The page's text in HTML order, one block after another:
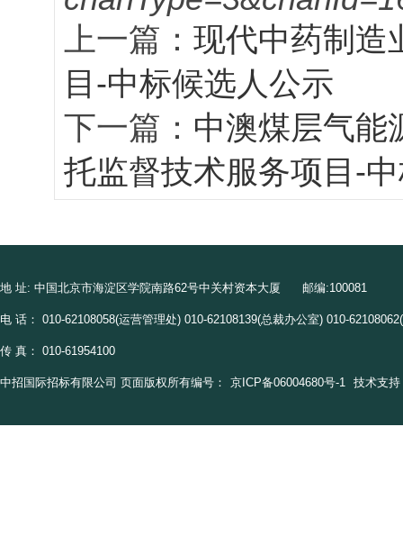
上一篇： 现代中药制造
目-中标候选人公示
下一篇： 中澳煤层气能
托监督技术服务项目-
地 址: 中国北京市海淀区学院南路62号中关村资本大厦 邮编:100081
电 话： 010-62108058(运营管理处) 010-62108139(总裁办公室) 010-
传 真： 010-61954100
中招国际招标有限公司 页面版权所有编号： 京ICP备06004680号-1 技术支持